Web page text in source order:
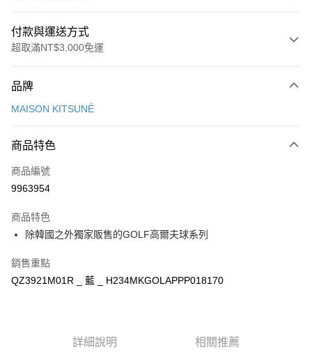
付款與運送方式
超取滿NT$3,000免運
信用卡一次付款
ATM付款
每筆NT$100，滿NT$3,000(含以上)免運費
每筆NT$100
品牌
MAISON KITSUNÉ
商品特色
商品編號
9963954
商品特色
除韓國之外獨家販售的GOLF高爾夫球系列
銷售重點
QZ3921M01R _ 藍 _ H234MKGOLAPPP018170
詳細說明 相關推薦